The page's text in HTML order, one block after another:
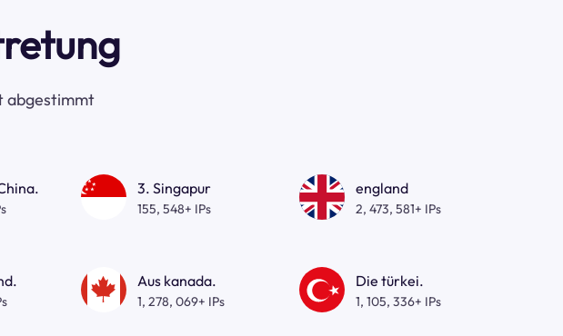
abgestimmt
3. Singapur
155, 548+ IPs
england
2, 473, 581+ IPs
Aus kanada.
1, 278, 069+ IPs
Die türkei.
1, 105, 336+ IPs